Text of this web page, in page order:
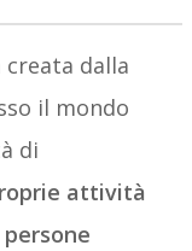
creata dalla
il mondo
di
attività